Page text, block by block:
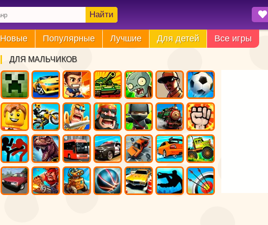
Найти
Новые Популярные Лучшие Для детей Все игры
ДЛЯ МАЛЬЧИКОВ